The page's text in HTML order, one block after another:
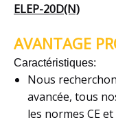
ELEP-20D(N)
AVANTAGE
Caractéristiques:
Nous
avancée, tous
les normes CE